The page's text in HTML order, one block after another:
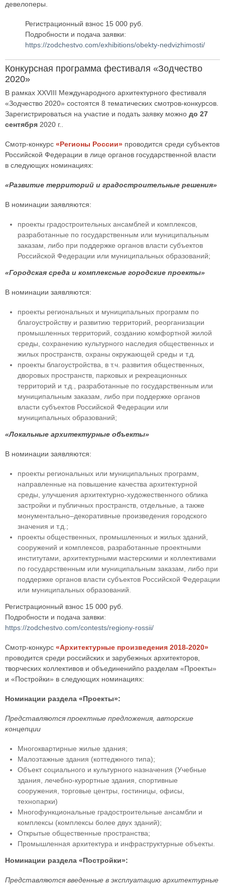
девелоперы.
Регистрационный взнос 15 000 руб.
Подробности и подача заявки:
https://zodchestvo.com/exhibitions/obekty-nedvizhimosti/
Конкурсная программа фестиваля «Зодчество
2020»
В рамках XXVIII Международного архитектурного фестиваля
«Зодчество 2020» состоятся 8 тематических смотров-конкурсов.
Зарегистрироваться на участие и подать заявку можно до 27
сентября 2020 г..
Смотр-конкурс «Регионы России» проводится среди субъектов
Российской Федерации в лице органов государственной власти
в следующих номинациях:
«Развитие территорий и градостроительные решения»
В номинации заявляются:
проекты градостроительных ансамблей и комплексов,
разработанные по государственным или муниципальным
заказам, либо при поддержке органов власти субъектов
Российской Федерации или муниципальных образований;
«Городская среда и комплексные городские проекты»
В номинации заявляются:
проекты региональных и муниципальных программ по
благоустройству и развитию территорий, реорганизации
промышленных территорий, созданию комфортной жилой
среды, сохранению культурного наследия общественных и
жилых пространств, охраны окружающей среды и т.д.
проекты благоустройства, в т.ч. развития общественных,
дворовых пространств, парковых и рекреационных
территорий и т.д., разработанные по государственным или
муниципальным заказам, либо при поддержке органов
власти субъектов Российской Федерации или
муниципальных образований;
«Локальные архитектурные объекты»
В номинации заявляются:
проекты региональных или муниципальных программ,
направленные на повышение качества архитектурной
среды, улучшения архитектурно-художественного облика
застройки и публичных пространств, отдельные, а также
монументально–декоративные произведения городского
значения и т.д.;
проекты общественных, промышленных и жилых зданий,
сооружений и комплексов, разработанные проектными
институтами, архитектурными мастерскими и коллективами
по государственным или муниципальным заказам, либо при
поддержке органов власти субъектов Российской Федерации
или муниципальных образований.
Регистрационный взнос 15 000 руб.
Подробности и подача заявки:
https://zodchestvo.com/contests/regiony-rossii/
Смотр-конкурс «Архитектурные произведения 2018-2020»
проводится среди российских и зарубежных архитекторов,
творческих коллективов и объединенийпо разделам «Проекты»
и «Постройки» в следующих номинациях:
Номинации раздела «Проекты»:
Представляются проектные предложения, авторские
концепции
Многоквартирные жилые здания;
Малоэтажные здания (коттеджного типа);
Объект социального и культурного назначения (Учебные
здания, лечебно-курортные здания, спортивные
сооружения, торговые центры, гостиницы, офисы,
технопарки)
Многофункциональные градостроительные ансамбли и
комплексы (комплексы более двух зданий);
Открытые общественные пространства;
Промышленная архитектура и инфраструктурные объекты.
Номинации раздела «Постройки»:
Представляются введенные в эксплуатацию архитектурные